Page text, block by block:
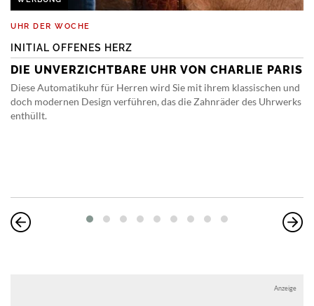
UHR DER WOCHE
INITIAL OFFENES HERZ
DIE UNVERZICHTBARE UHR VON CHARLIE PARIS
Diese Automatikuhr für Herren wird Sie mit ihrem klassischen und
doch modernen Design verführen, das die Zahnräder des Uhrwerks
enthüllt.
Anzeige